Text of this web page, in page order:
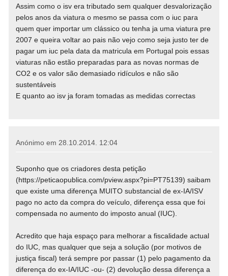
Assim como o isv era tributado sem qualquer desvalorização
pelos anos da viatura o mesmo se passa com o iuc para
quem quer importar um clássico ou tenha ja uma viatura pre
2007 e queira voltar ao pais não vejo como seja justo ter de
pagar um iuc pela data da matricula em Portugal pois essas
viaturas não estão preparadas para as novas normas de
CO2 e os valor são demasiado ridículos e não são
sustentáveis
E quanto ao isv ja foram tomadas as medidas correctas
Anónimo em 28.10.2014. 12:04
Suponho que os criadores desta petição
(https://peticaopublica.com/pview.aspx?pi=PT75139) saibam
que existe uma diferença MUITO substancial de ex-IA/ISV
pago no acto da compra do veículo, diferença essa que foi
compensada no aumento do imposto anual (IUC).
Acredito que haja espaço para melhorar a fiscalidade actual
do IUC, mas qualquer que seja a solução (por motivos de
justiça fiscal) terá sempre por passar (1) pelo pagamento da
diferença do ex-IA/IUC -ou- (2) devolução dessa diferença a